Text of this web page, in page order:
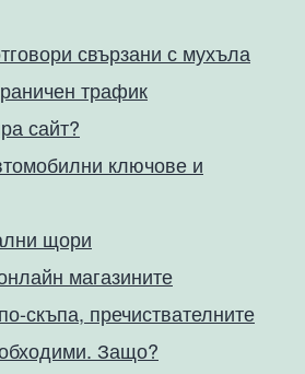
свързани с мухъла
трафик
сайт?
ключове и
щори
магазините
скъпа, пречиствателните
Защо?